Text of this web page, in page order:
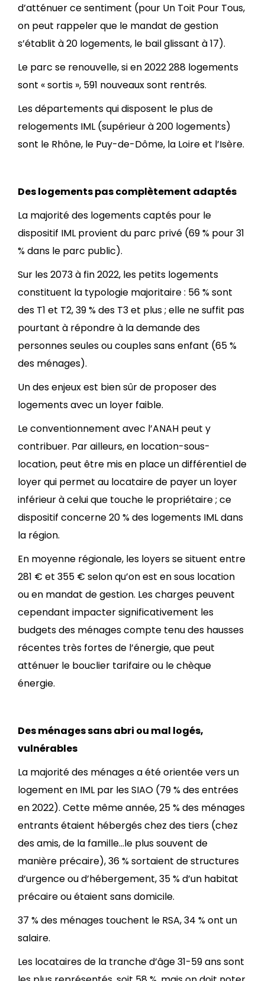
d’atténuer ce sentiment (pour Un Toit Pour Tous,
on peut rappeler que le mandat de gestion
s’établit à 20 logements, le bail glissant à 17).
Le parc se renouvelle, si en 2022 288 logements
sont « sortis », 591 nouveaux sont rentrés.
Les départements qui disposent le plus de
relogements IML (supérieur à 200 logements)
sont le Rhône, le Puy-de-Dôme, la Loire et l’Isère.
Des logements pas complètement adaptés
La majorité des logements captés pour le
dispositif IML provient du parc privé (69 % pour 31
% dans le parc public).
Sur les 2073 à fin 2022, les petits logements
constituent la typologie majoritaire : 56 % sont
des T1 et T2, 39 % des T3 et plus ; elle ne suffit pas
pourtant à répondre à la demande des
personnes seules ou couples sans enfant (65 %
des ménages).
Un des enjeux est bien sûr de proposer des
logements avec un loyer faible.
Le conventionnement avec l’ANAH peut y
contribuer. Par ailleurs, en location-sous-
location, peut être mis en place un différentiel de
loyer qui permet au locataire de payer un loyer
inférieur à celui que touche le propriétaire ; ce
dispositif concerne 20 % des logements IML dans
la région.
En moyenne régionale, les loyers se situent entre
281 € et 355 € selon qu’on est en sous location
ou en mandat de gestion. Les charges peuvent
cependant impacter significativement les
budgets des ménages compte tenu des hausses
récentes très fortes de l’énergie, que peut
atténuer le bouclier tarifaire ou le chèque
énergie.
Des ménages sans abri ou mal logés,
vulnérables
La majorité des ménages a été orientée vers un
logement en IML par les SIAO (79 % des entrées
en 2022). Cette même année, 25 % des ménages
entrants étaient hébergés chez des tiers (chez
des amis, de la famille…le plus souvent de
manière précaire), 36 % sortaient de structures
d’urgence ou d’hébergement, 35 % d’un habitat
précaire ou étaient sans domicile.
37 % des ménages touchent le RSA, 34 % ont un
salaire.
Les locataires de la tranche d’âge 31-59 ans sont